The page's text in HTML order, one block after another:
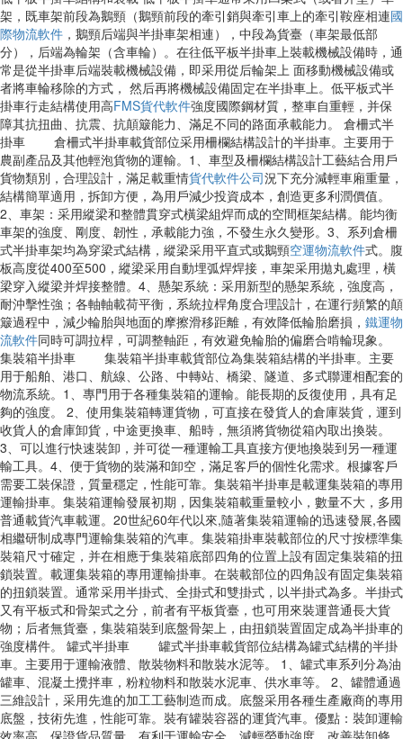
架，既車架前段為鵝頸（鵝頸前段的牽引銷與牽引車上的牽引鞍座相連國
際物流軟件 ，鵝頸后端與半掛車架相連），中段為貨臺（車架最低部
分），后端為輪架（含車輪）。在往低平板半掛車上裝載機械設備時，通
常是從半掛車后端裝載機械設備，即采用從后輪架上 面移動機械設備或
者將車輪移除的方式， 然后再將機械設備固定在半掛車上。低平板式半
掛車行走結構使用高FMS貨代軟件強度國際鋼材質，整車自重輕，并保
障其抗扭曲、抗震、抗顛簸能力、滿足不同的路面承載能力。 倉柵式半
掛車 倉柵式半掛車載貨部位采用柵欄結構設計的半掛車。主要用于
農副產品及其他輕泡貨物的運輸。1、車型及柵欄結構設計工藝結合用戶
貨物類別，合理設計，滿足載重情貨代軟件公司況下充分減輕車廂重量，
結構簡單適用，拆卸方便，為用戶減少投資成本，創造更多利潤價值。
2、車架：采用縱梁和整體貫穿式橫梁組焊而成的空間框架結構。能均衡
車架的強度、剛度、韌性，承載能力強，不發生永久變形。3、系列倉柵
式半掛車架均為穿梁式結構，縱梁采用平直式或鵝頸空運物流軟件式。腹
板高度從400至500，縱梁采用自動埋弧焊焊接，車架采用拋丸處理，橫
梁穿入縱梁并焊接整體。4、懸架系統：采用新型的懸架系統，強度高，
耐沖擊性強；各軸軸載荷平衡，系統拉桿角度合理設計，在運行頻繁的顛
簸過程中，減少輪胎與地面的摩擦滑移距離，有效降低輪胎磨損， 鐵運物
流軟件同時可調拉桿，可調整軸距，有效避免輪胎的偏磨合啃輪現象。
集裝箱半掛車 集裝箱半掛車載貨部位為集裝箱結構的半掛車。主要
用于船舶、港口、航線、公路、中轉站、橋梁、隧道、多式聯運相配套的
物流系統。1、專門用于各種集裝箱的運輸。能長期的反復使用，具有足
夠的強度。 2、使用集裝箱轉運貨物，可直接在發貨人的倉庫裝貨，運到
收貨人的倉庫卸貨，中途更換車、船時，無須將貨物從箱內取出換裝。
3、可以進行快速裝卸，并可從一種運輸工具直接方便地換裝到另一種運
輸工具。4、便于貨物的裝滿和卸空，滿足客戶的個性化需求。根據客戶
需要工裝保證，質量穩定，性能可靠。集裝箱半掛車是載運集裝箱的專用
運輸掛車。集裝箱運輸發展初期，因集裝箱載重量較小，數量不大，多用
普通載貨汽車載運。20世紀60年代以來,隨著集裝箱運輸的迅速發展,各國
相繼研制成專門運輸集裝箱的汽車。集裝箱掛車裝載部位的尺寸按標準集
裝箱尺寸確定，并在相應于集裝箱底部四角的位置上設有固定集裝箱的扭
鎖裝置。載運集裝箱的專用運輸掛車。在裝載部位的四角設有固定集裝箱
的扭鎖裝置。通常采用半掛式、全掛式和雙掛式，以半掛式為多。半掛式
又有平板式和骨架式之分，前者有平板貨臺，也可用來裝運普通長大貨
物；后者無貨臺，集裝箱裝到底盤骨架上，由扭鎖裝置固定成為半掛車的
強度構件。 罐式半掛車 罐式半掛車載貨部位結構為罐式結構的半掛
車。主要用于運輸液體、散裝物料和散裝水泥等。 1、罐式車系列分為油
罐車、混凝土攪拌車，粉粒物料和散裝水泥車、供水車等。 2、罐體通過
三維設計，采用先進的加工工藝制造而成。底盤采用各種生產廠商的專用
底盤，技術先進，性能可靠。裝有罐裝容器的運貨汽車。優點：裝卸運輸
效率高。保證貨品質量。有利于運輸安全。減輕勞動強度，改善裝卸條